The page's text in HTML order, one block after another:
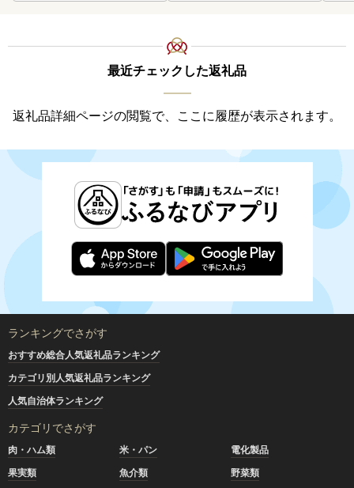
最近チェックした返礼品
返礼品詳細ページの閲覧で、ここに履歴が表示されます。
ランキングでさがす
おすすめ総合人気返礼品ランキング
カテゴリ別人気返礼品ランキング
人気自治体ランキング
カテゴリでさがす
肉・ハム類 米・パン
電化製品
果実類
魚介類
野菜類